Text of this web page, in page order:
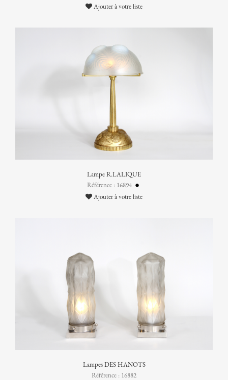
Ajouter à votre liste
Lampe R.LALIQUE
Référence : 16894
Ajouter à votre liste
Lampes DES HANOTS
Référence : 16882